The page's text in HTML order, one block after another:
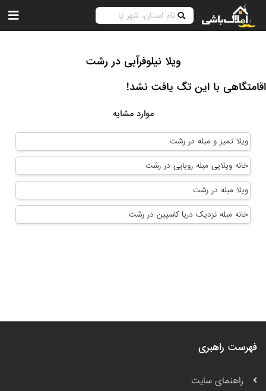
ویلا نیلوفرآبی در رشت
اقامتگاهی با این تگ یافت نشد!
موارد مشابه
ویلا تمیز و مبله در رشت
خانه ویلایی مبله رویایی در رشت
ویلا مبله در رشت
خانه مبله نزدیک دریا کاسپین در رشت
فهرست راهبری
راهنمای سایت